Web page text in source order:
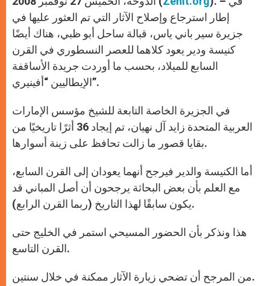
p e
r
k
إطار استرجاع وإصلاح الآثار التي تم العثور عليها في
جزيرة سير باني ياس، قبالة ساحل أبو ظبي، هناك أيضًا
كنيسة ودير يعود كلاهما للعصر النسطوري في القرن
السابع للميلاد، بحسب ما أوردت جريدة الأساقفة
الإيطاليين “أفينيري”.
في الجزيرة الخاصة التابعة للشيخ مؤسس الإمارات
العربية المتحدة زايد آل نهيان، تم إيجاد 36 أثرًا تاريخيًا من
بقايا قصور ما زالت تحافظ على زينة أسوارها.
أما الكنيسة والدير فيرجح أنهما يعودان إلى القرن السابع،
مع العلم بأن بعض البحاثة يرجحون أن أصل المباني قد
يكون سابقًا لهذا التاريخ (ربما القرن الرابع).
هذا ونذكر بأن الحضور المسيحي استمر في الخليج حتى
القرن التاسع.
من المرجح أن تضحي زيارة الآثار ممكنة في خلال سنتين.